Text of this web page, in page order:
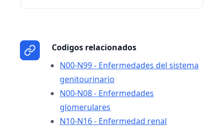
Codigos relacionados
N00-N99 - Enfermedades del sistema
genitourinario
N00-N08 - Enfermedades
glomerulares
N10-N16 - Enfermedad renal